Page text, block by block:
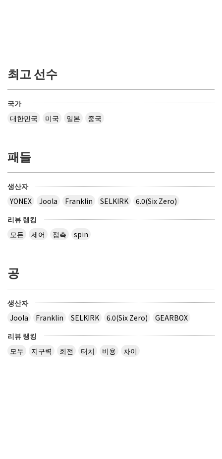
최고 선수
국가
대한민국
미국 일본 중국
패들
생산자
YONEX
Joola Franklin SELKIRK
6.0(Six Zero)
리뷰 랭킹
모든
제어 접촉 spin
공
생산자
Joola
Franklin SELKIRK 6.0(Six Zero)
GEARBOX
리뷰 랭킹
모두
지구력 회전 터치 비용 차이